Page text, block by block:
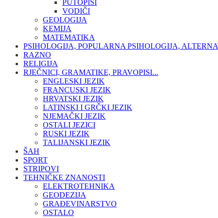
PUTOPISI
VODIČI
GEOLOGIJA
KEMIJA
MATEMATIKA
PSIHOLOGIJA, POPULARNA PSIHOLOGIJA,
RAZNO
RELIGIJA
RJEČNICI, GRAMATIKE, PRAVOPISI...
ENGLESKI JEZIK
FRANCUSKI JEZIK
HRVATSKI JEZIK
LATINSKI I GRČKI JEZIK
NJEMAČKI JEZIK
OSTALI JEZICI
RUSKI JEZIK
TALIJANSKI JEZIK
ŠAH
SPORT
STRIPOVI
TEHNIČKE ZNANOSTI
ELEKTROTEHNIKA
GEODEZIJA
GRAĐEVINARSTVO
OSTALO